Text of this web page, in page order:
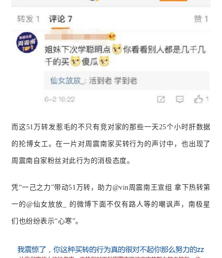
而这51万转发惹毛的不只有竞对家的那些一天25个小时肝数据
的抡博女工。在一片对周震南家买转行为的声讨中，也出现了
周震南自家粉丝对此行为的消极态度。
凭“一己之力”带动51万转，助力@vin周震南王宣组 拿下热转第
一的@仙女放放_ 的微博下面不仅有路人等的嘲讽声，南极星
们也纷纷表示“心寒”。